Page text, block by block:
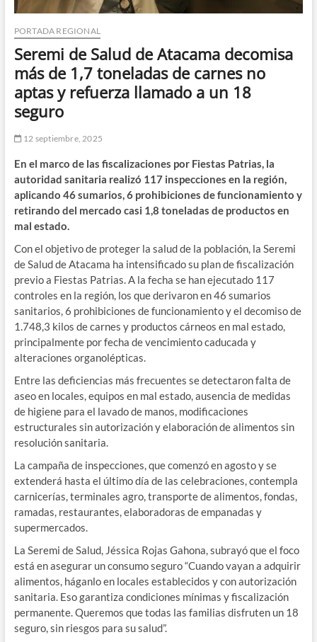
PORTADA REGIONAL
Seremi de Salud de Atacama decomisa
más de 1,7 toneladas de carnes no
aptas y refuerza llamado a un 18
seguro
12 septiembre, 2025
En el marco de las fiscalizaciones por Fiestas Patrias, la
autoridad sanitaria realizó 117 inspecciones en la región,
aplicando 46 sumarios, 6 prohibiciones de funcionamiento y
retirando del mercado casi 1,8 toneladas de productos en
mal estado.
Con el objetivo de proteger la salud de la población, la Seremi
de Salud de Atacama ha intensificado su plan de fiscalización
previo a Fiestas Patrias. A la fecha se han ejecutado 117
controles en la región, los que derivaron en 46 sumarios
sanitarios, 6 prohibiciones de funcionamiento y el decomiso de
1.748,3 kilos de carnes y productos cárneos en mal estado,
principalmente por fecha de vencimiento caducada y
alteraciones organolépticas.
Entre las deficiencias más frecuentes se detectaron falta de
aseo en locales, equipos en mal estado, ausencia de medidas
de higiene para el lavado de manos, modificaciones
estructurales sin autorización y elaboración de alimentos sin
resolución sanitaria.
La campaña de inspecciones, que comenzó en agosto y se
extenderá hasta el último día de las celebraciones, contempla
carnicerías, terminales agro, transporte de alimentos, fondas,
ramadas, restaurantes, elaboradoras de empanadas y
supermercados.
La Seremi de Salud, Jéssica Rojas Gahona, subrayó que el foco
está en asegurar un consumo seguro “Cuando vayan a adquirir
alimentos, háganlo en locales establecidos y con autorización
sanitaria. Eso garantiza condiciones mínimas y fiscalización
permanente. Queremos que todas las familias disfruten un 18
seguro, sin riesgos para su salud”.